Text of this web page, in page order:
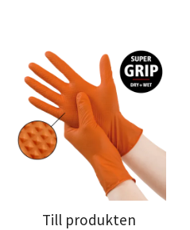
Till produkten